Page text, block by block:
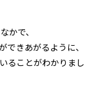
かで、
できあがるように、
ることがわかりまし